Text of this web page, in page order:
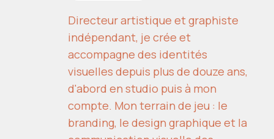
Directeur artistique et graphiste
indépendant, je crée et
accompagne des identités
visuelles depuis plus de douze ans,
d'abord en studio puis à mon
compte. Mon terrain de jeu : le
branding, le design graphique et la